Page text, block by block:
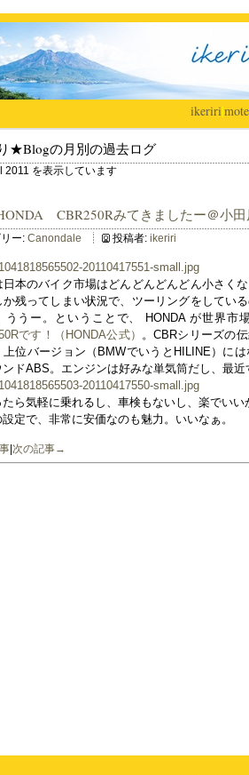
ikeriri|
★Blogの月別の過去ログ
2011 を表示しています
CBR250Rみてきましたー＠小
ー: Canondale 投稿者: ikeriri
日本のバイク市場はどんどんどんどん小さく
か残ってしまい状況で、ツーリングをしてい
ううー。ということで、 HONDA が世界市
です！（HONDA公式） 。CBRシリーズの
上位バージョン（BMWでいうとHILINE）に
ンドABS。エンジンは好みな単気筒だし、最
たら気軽に乗れるし、車検もないし、楽でい
設定で、非常に安価なのも魅力。いいなぁ。
次の記事→